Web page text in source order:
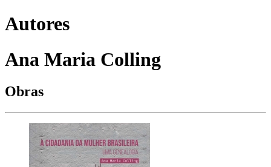
Autores
Ana Maria Colling
Obras